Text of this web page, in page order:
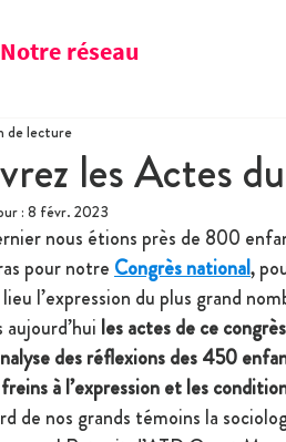
Notre réseau
les Actes
de lecture
:8 févr. 2023
nous étions près de 800
pour notre Congrès national,
l’expression du plus grand
les actes de ce congrès
des réflexions des 450
à l’expression et les
de nos grands témoins la